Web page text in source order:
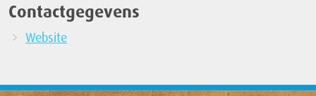
Contactgegevens
Website